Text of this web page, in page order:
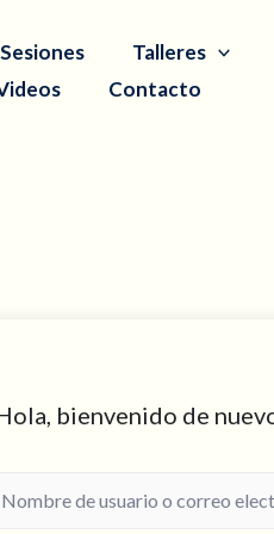
Sesiones Talleres
Contacto
bienvenido de